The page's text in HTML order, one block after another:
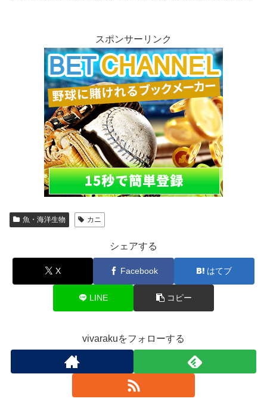
スポンサーリンク
魚・海洋生物 カニ
シェアする
X Facebook はてブ
LINE コピー
vivarakuをフォローする